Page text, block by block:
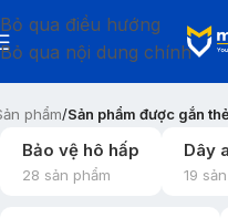
Bỏ qua điều hướng
Bỏ qua nội dung chính
phẩm/Sản phẩm được gắn
Bảo vệ hô hấp
28 sản phẩm
Dây
19